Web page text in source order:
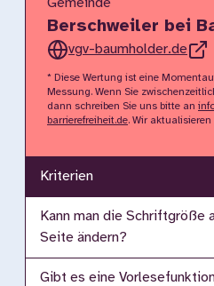
Gemeinde
Berschweiler bei
vgv-baumholder.de
* Diese Wertung ist eine
Messung. Wenn Sie
dann schreiben Sie uns bitte an
barrierefreiheit.de. Wir
Kriterien
Kann man die Schriftgröße
Seite ändern?
Gibt es eine